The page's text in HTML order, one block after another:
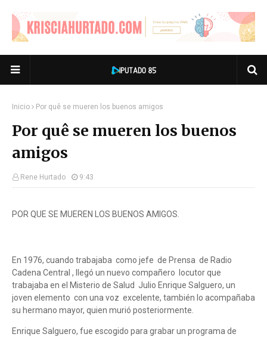
Inicio Por quê se mueren los buenos amigos
Por quê se mueren los buenos
amigos
Rene Hurtado 9:43
POR QUE SE MUEREN LOS BUENOS AMIGOS.
En 1976, cuando trabajaba como jefe de Prensa de Radio
Cadena Central , llegó un nuevo compañero locutor que
trabajaba en el Misterio de Salud Julio Enrique Salguero, un
joven elemento con una voz excelente, también lo acompañaba
su hermano mayor, quien murió posteriormente.
Enrique Salguero, fue escogido para grabar un programa de